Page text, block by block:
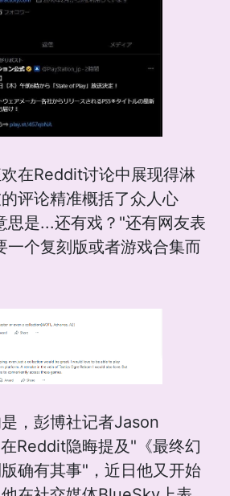
在Reddit讨论中展现得淋
评论精准概括了众人心
思是...还有戏？"还有网友表
一个复刻版或者游戏合集而
，彭博社记者Jason
Reddit隐晦提及"《最终幻
确有其事"，近日他又开始